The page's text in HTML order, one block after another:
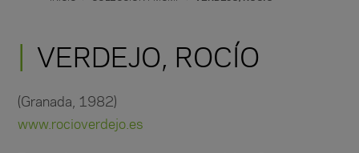
VERDEJO, ROCÍO
(Granada, 1982)
www.rocioverdejo.es